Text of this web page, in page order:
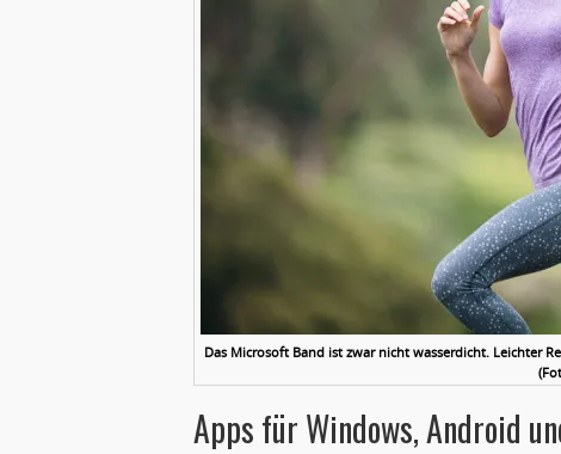
Das Microsoft Band ist zwar nicht wasserdicht. Leichter
Apps für Windows, Android